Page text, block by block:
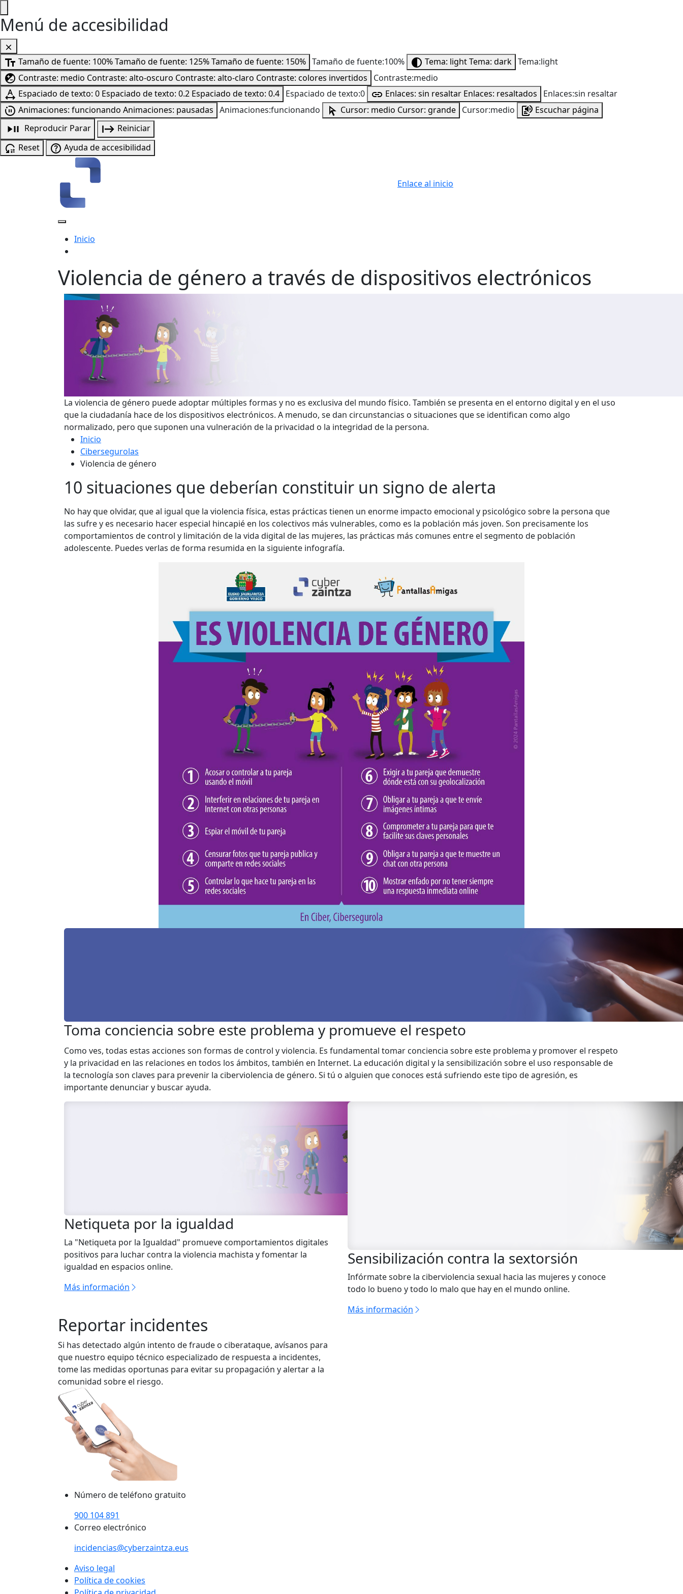
Menú de accesibilidad
Tamaño de fuente: 100%Tamaño de fuente: 125%Tamaño de fuente: 150% Tamaño de fuente:100% Tema: lightTema: dark Tema:light
Contraste: medio Contraste: alto-oscuro Contraste: alto-claro Contraste: colores invertidos
Contraste:medio
Espaciado de texto: 0 Espaciado de texto: 0.2 Espaciado de texto: 0.4 Espaciado de texto:0 Enlaces: sin resaltar Enlaces: resaltados
Enlaces:sin resaltar
Animaciones: funcionando Animaciones: pausadas Animaciones:funcionando Cursor: medio Cursor: grande Cursor:medio
Escuchar página
Reproducir Parar
Reiniciar
Reset
Ayuda de accesibilidad
Enlace al inicio
Inicio
Violencia de género a través de dispositivos electrónicos
La violencia de género puede adoptar múltiples formas y no es exclusiva del mundo físico. También se presenta en el entorno digital y en el uso
que la ciudadanía hace de los dispositivos electrónicos. A menudo, se dan circunstancias o situaciones que se identifican como algo
normalizado, pero que suponen una vulneración de la privacidad o la integridad de la persona.
Inicio
Cibersegurolas
Violencia de género
10 situaciones que deberían constituir un signo de alerta
No hay que olvidar, que al igual que la violencia física, estas prácticas tienen un enorme impacto emocional y psicológico sobre la persona que
las sufre y es necesario hacer especial hincapié en los colectivos más vulnerables, como es la población más joven. Son precisamente los
comportamientos de control y limitación de la vida digital de las mujeres, las prácticas más comunes entre el segmento de población
adolescente. Puedes verlas de forma resumida en la siguiente infografía.
Toma conciencia sobre este problema y promueve el respeto
Como ves, todas estas acciones son formas de control y violencia. Es fundamental tomar conciencia sobre este problema y promover el respeto
y la privacidad en las relaciones en todos los ámbitos, también en Internet. La educación digital y la sensibilización sobre el uso responsable de
la tecnología son claves para prevenir la ciberviolencia de género. Si tú o alguien que conoces está sufriendo este tipo de agresión, es
importante denunciar y buscar ayuda.
Netiqueta por la igualdad
La "Netiqueta por la Igualdad" promueve comportamientos digitales
positivos para luchar contra la violencia machista y fomentar la
igualdad en espacios online.
Más información
Sensibilización contra la sextorsión
Infórmate sobre la ciberviolencia sexual hacia las mujeres y conoce
todo lo bueno y todo lo malo que hay en el mundo online.
Más información
Reportar incidentes
Si has detectado algún intento de fraude o ciberataque, avísanos para
que nuestro equipo técnico especializado de respuesta a incidentes,
tome las medidas oportunas para evitar su propagación y alertar a la
comunidad sobre el riesgo.
Número de teléfono gratuito
900 104 891
Correo electrónico
incidencias@cyberzaintza.eus
Aviso legal
Política de cookies